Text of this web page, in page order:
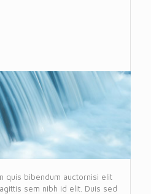
quis bibendum auctornisi elit
sem nibh id elit. Duis sed